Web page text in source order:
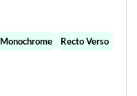
Monochrome
Recto Verso